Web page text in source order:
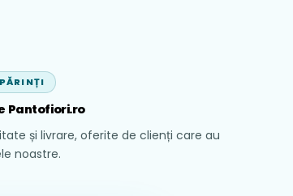
Pantofiori.ro
și livrare, oferite de clienți care au
noastre.